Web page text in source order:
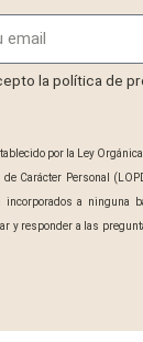
la política de
por la Ley
de Carácter Personal
incorporados a ninguna
y responder a las